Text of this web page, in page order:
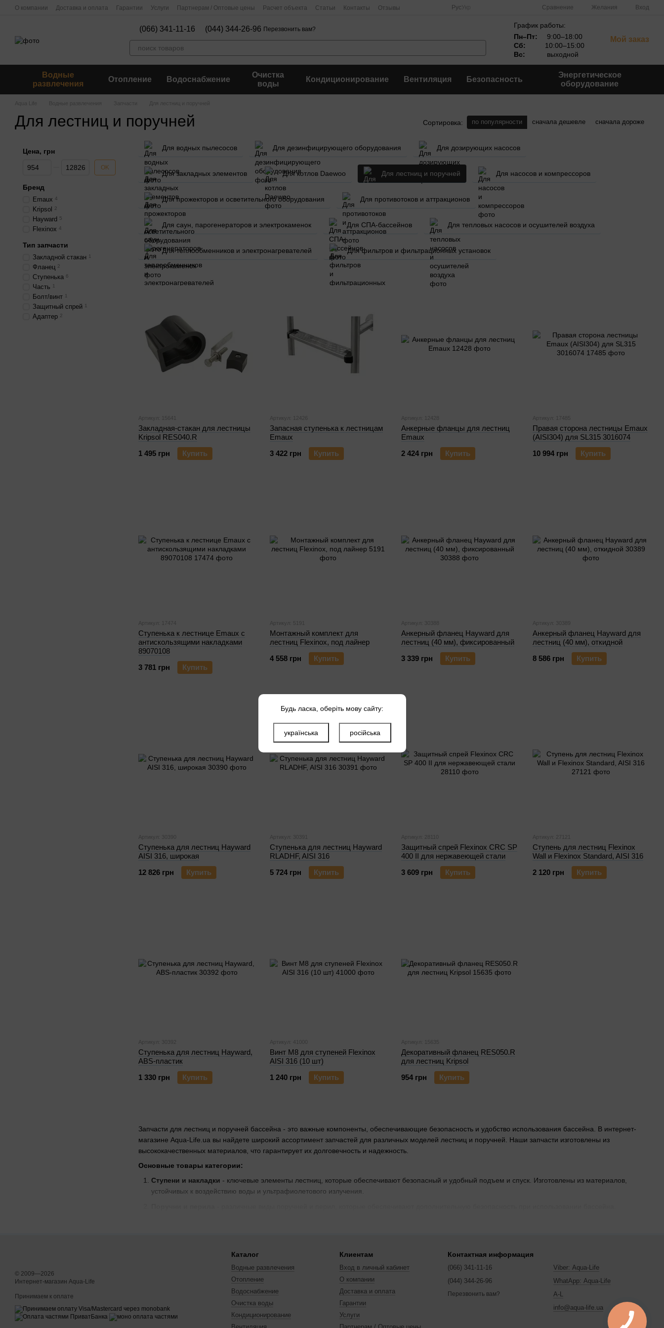
Перейти к основному контенту
О компании Доставка и оплата Гарантии Услуги Партнерам / Оптовые цены Расчет объекта Статьи Контакты Отзывы Рус Сравнение Желания Вход
(066) 341-11-16 (044) 344-26-96 Перезвонить вам?
График работы:
Пн–Пт:
9:00–18:00
Сб:
10:00–15:00
Вс:
выходной
Мой заказ
Водные
развлечения
Отопление Водоснабжение
Очистка
воды
Кондиционирование Вентиляция Безопасность
Энергетическое
оборудование
Aqua Life Водные развлечения Запчасти Для лестниц и поручней
Для лестниц и поручней Сортировка: по популярности сначала дешевле сначала дороже
Для водных пылесосов Для дезинфицирующего оборудования Для дозирующих насосов
Для закладных элементов Для котлов Daewoo Для лестниц и поручней Для насосов и компрессоров
Для прожекторов и осветительного оборудования Для противотоков и аттракционов
Для саун, парогенераторов и электрокаменок Для СПА-бассейнов Для тепловых насосов и осушителей воздуха
Для теплообменников и электронагревателей Для фильтров и фильтрационных установок
Запчасти для лестниц и поручней бассейна - это важные компоненты, обеспечивающие безопасность и удобство использования бассейна. В интернет-
магазине Aqua-Life.ua вы найдете широкий ассортимент запчастей для различных моделей лестниц и поручней. Наши запчасти изготовлены из
высококачественных материалов, что гарантирует их долговечность и надежность.
Основные товары категории:
Ступени и накладки - ключевые элементы лестниц, которые обеспечивают безопасный и удобный подъем и спуск. Изготовлены из материалов,
устойчивых к воздействию воды и ультрафиолетового излучения.
- опоры и стойки для лестниц и поручней, которые обеспечивают стабильность и безопасность. Изготовлены из прочных и
долговечных материалов.
Комплектующие и аксессуары- различные запасные части и аксессуары, такие как заглушки, прокладки и декоративные элементы, необходимые
для поддержания и ремонта лестниц и поручней бассейна.
Дополнительные преимущества:
также имеют антискользящие покрытия, что обеспечивает безопасность даже при мокрых ступенях. Эти компоненты легко
Артикул: 15641
Закладная-стакан для лестницы
Kripsol RES040.R
1 495 грн
Купить
Артикул: 12426
Запасная ступенька к лестницам
Emaux
3 422 грн
Купить
Артикул: 12428
Анкерные фланцы для лестниц
Emaux
2 424 грн
Купить
Артикул: 17485
Правая сторона лестницы Emaux
(AISI304) для SL315 3016074
10 994 грн
Купить
Артикул: 17474
Ступенька к лестнице Emaux с
антискользящими накладками
89070108
3 781 грн
Купить
Артикул: 5191
Монтажный комплект для
лестниц Flexinox, под лайнер
4 558 грн
Купить
Артикул: 30388
Анкерный фланец Hayward для
лестниц (40 мм), фиксированный
3 339 грн
Купить
Артикул: 30389
Анкерный фланец Hayward для
лестниц (40 мм), откидной
8 586 грн
Купить
Артикул: 30390
Ступенька для лестниц Hayward
AISI 316, широкая
12 826 грн
Купить
Артикул: 30391
Ступенька для лестниц Hayward
RLADHF, AISI 316
5 724 грн
Купить
Артикул: 28110
Защитный спрей Flexinox CRC SP
400 II для нержавеющей стали
3 609 грн
Купить
Артикул: 27121
Ступень для лестниц Flexinox
Wall и Flexinox Standard, AISI 316
2 120 грн
Купить
Артикул: 30392
Ступенька для лестниц Hayward,
ABS-пластик
1 330 грн
Купить
Артикул: 41000
Винт M8 для ступеней Flexinox
AISI 316 (10 шт)
1 240 грн
Купить
Артикул: 15635
Декоративный фланец RES050.R
для лестниц Kripsol
954 грн
Купить
Цена, грн
От Цена, грн
До Цена, грн OK
Бренд
Emaux 4
Kripsol 2
Hayward 5
Flexinox 4
Тип запчасти
Закладной стакан 1
Фланец 2
Ступенька 6
Часть 1
Болт/винт 1
Защитный спрей 1
Адаптер 2
© 2009—2026
Интернет-магазин Aqua-Life
Принимаем к оплате
Каталог
Водные развлечения
Отопление
Водоснабжение
Очистка воды
Кондиционирование
Клиентам
Вход в личный кабинет
О компании
Доставка и оплата
Гарантии
Услуги
Контактная информация
(066) 341-11-16
(044) 344-26-96
Перезвонить вам?
Viber: Aqua-Life
WhatApp: Aqua-Life
A-L
info@aqua-life.ua
Будь ласка, оберіть мову сайту:
українська російська